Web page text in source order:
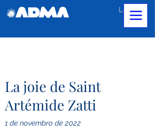
Login
La joie de Saint
Artémide Zatti
1 de novembro de 2022